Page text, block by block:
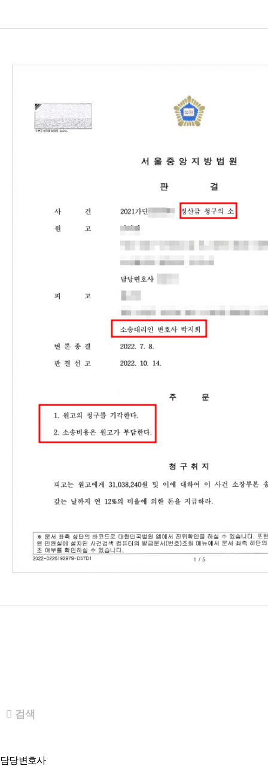
검색
담당변호사